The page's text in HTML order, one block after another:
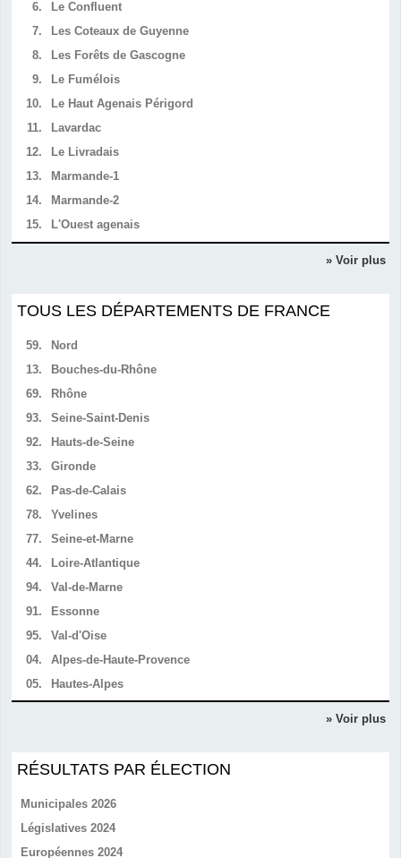
6.
Le Confluent
7.
Les Coteaux de Guyenne
8.
Les Forêts de Gascogne
9.
Le Fumélois
10.
Le Haut Agenais Périgord
11.
Lavardac
12.
Le Livradais
13.
Marmande-1
14.
Marmande-2
15.
L'Ouest agenais
» Voir plus
TOUS LES DÉPARTEMENTS DE FRANCE
59.
Nord
13.
Bouches-du-Rhône
69.
Rhône
93.
Seine-Saint-Denis
92.
Hauts-de-Seine
33.
Gironde
62.
Pas-de-Calais
78.
Yvelines
77.
Seine-et-Marne
44.
Loire-Atlantique
94.
Val-de-Marne
91.
Essonne
95.
Val-d'Oise
04.
Alpes-de-Haute-Provence
05.
Hautes-Alpes
» Voir plus
RÉSULTATS PAR ÉLECTION
Municipales 2026
Législatives 2024
Européennes 2024